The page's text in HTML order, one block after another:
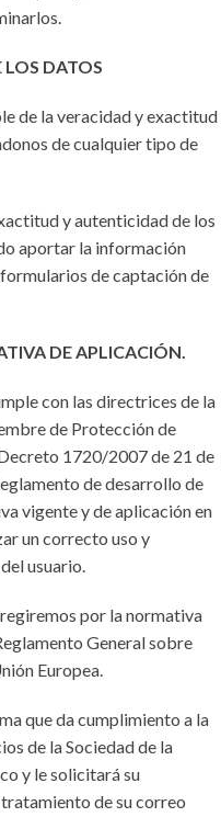
LOS DATOS
de la veracidad y exactitud
de cualquier tipo de
y autenticidad de los
aportar la información
de captación de
DE APLICACIÓN.
con las directrices de la
de Protección de
1720/2007 de 21 de
de desarrollo de
vigente y de aplicación en
un correcto uso y
usuario.
por la normativa
General sobre
Europea.
que da cumplimiento a la
de la Sociedad de la
y le solicitará su
de su correo